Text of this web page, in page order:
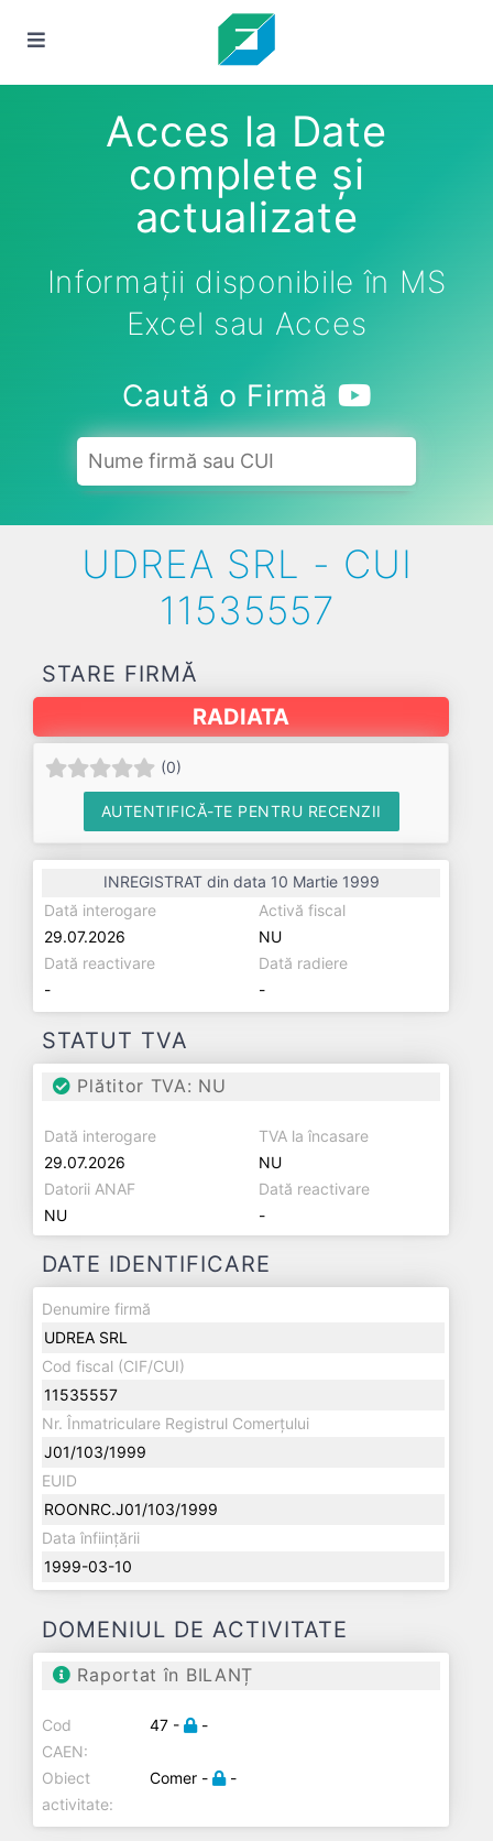
Acces la Date
complete și
actualizate
Informații disponibile în MS
Excel sau Acces
Caută o Firmă
UDREA SRL - CUI
11535557
STARE FIRMĂ
RADIATA
(0)
AUTENTIFICĂ-TE PENTRU RECENZII
INREGISTRAT din data 10 Martie 1999
Dată interogare
29.07.2026
Activă fiscal
NU
Dată reactivare
-
Dată radiere
-
STATUT TVA
Plătitor TVA: NU
Dată interogare
29.07.2026
TVA la încasare
NU
Datorii ANAF
NU
Dată reactivare
-
DATE IDENTIFICARE
Denumire firmă
UDREA SRL
Cod fiscal (CIF/CUI)
11535557
Nr. Înmatriculare Registrul Comerțului
J01/103/1999
EUID
ROONRC.J01/103/1999
Data înființării
1999-03-10
DOMENIUL DE ACTIVITATE
Raportat în BILANȚ
Cod
CAEN:
47 - -
Obiect
activitate:
Comer - -